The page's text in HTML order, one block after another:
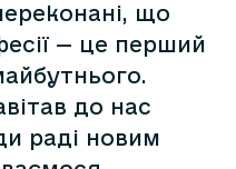
що
— це перший
до нас
раді новим